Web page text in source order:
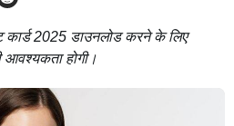
2025 डाउनलोड करने के लिए
होगी।